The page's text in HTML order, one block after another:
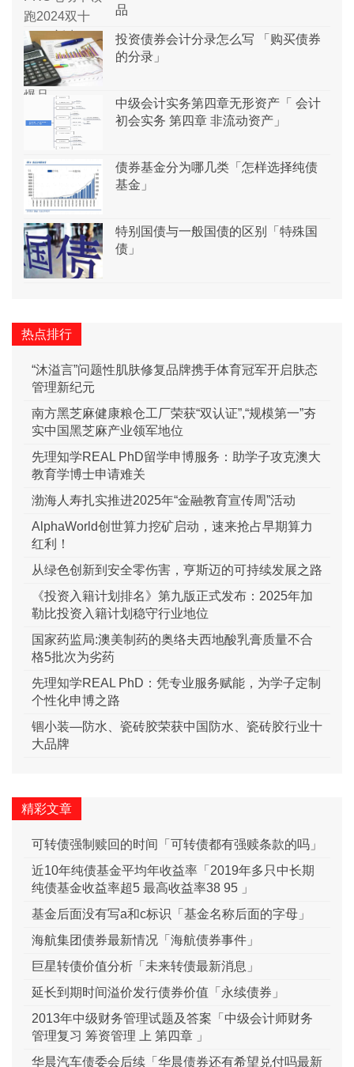
品
投资债券会计分录怎么写 「购买债券
的分录」
中级会计实务第四章无形资产「 会计
初会实务 第四章 非流动资产」
债券基金分为哪几类「怎样选择纯债
基金」
特别国债与一般国债的区别「特殊国
债」
热点排行
“沐溢言”问题性肌肤修复品牌携手体育冠军开启肤态
管理新纪元
南方黑芝麻健康粮仓工厂荣获“双认证”,“规模第一”夯
实中国黑芝麻产业领军地位
先理知学REAL PhD留学申博服务：助学子攻克澳大
教育学博士申请难关
渤海人寿扎实推进2025年“金融教育宣传周”活动
AlphaWorld创世算力挖矿启动，速来抢占早期算力
红利！
从绿色创新到安全零伤害，亨斯迈的可持续发展之路
《投资入籍计划排名》第九版正式发布：2025年加
勒比投资入籍计划稳守行业地位
国家药监局:澳美制药的奥络夫西地酸乳膏质量不合
格5批次为劣药
先理知学REAL PhD：凭专业服务赋能，为学子定制
个性化申博之路
锢小装—防水、瓷砖胶荣获中国防水、瓷砖胶行业十
大品牌
精彩文章
可转债强制赎回的时间「可转债都有强赎条款的吗」
近10年纯债基金平均年收益率「2019年多只中长期
纯债基金收益率超5 最高收益率38 95 」
基金后面没有写a和c标识「基金名称后面的字母」
海航集团债券最新情况「海航债券事件」
巨星转债价值分析「未来转债最新消息」
延长到期时间溢价发行债券价值「永续债券」
2013年中级财务管理试题及答案「中级会计师财务
管理复习 筹资管理 上 第四章 」
华晨汽车债委会后续「华晨债券还有希望兑付吗最新